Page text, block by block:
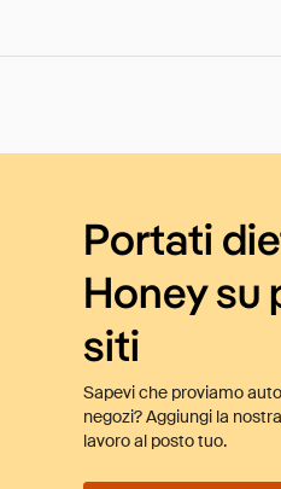
Portati
Honey su
siti
Sapevi che proviamo
negozi? Aggiungi la
lavoro al posto tuo.